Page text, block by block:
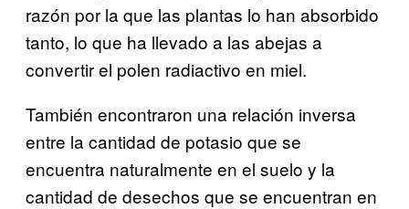
razón por la que las plantas lo han absorbido
tanto, lo que ha llevado a las abejas a
convertir el polen radiactivo en miel.
También encontraron una relación inversa
entre la cantidad de potasio que se
encuentra naturalmente en el suelo y la
cantidad de desechos que se encuentran en